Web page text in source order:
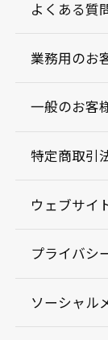
よくある質
業務用のお
一般のお客
特定商取引
ウェブサイ
プライバシ
ソーシャル